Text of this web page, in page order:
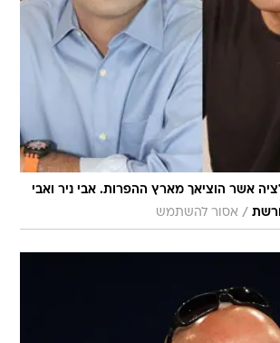
אשר הוציאך מארץ ההפרות. אבי ניר ואבי
/ אסור להשתמש